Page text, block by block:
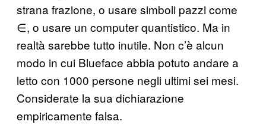
strana frazione, o usare simboli pazzi come
∈, o usare un computer quantistico. Ma in
realtà sarebbe tutto inutile. Non c’è alcun
modo in cui Blueface abbia potuto andare a
letto con 1000 persone negli ultimi sei mesi.
Considerate la sua dichiarazione
empiricamente falsa.